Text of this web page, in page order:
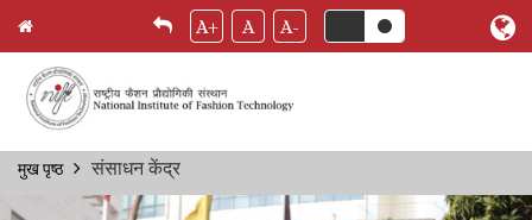
Skip
main
A+ A A-
Breadcrumb
मुख पृष्ठ संसाधन केंद्र